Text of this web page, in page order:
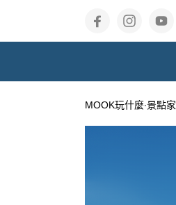
MOOK玩什麼‧景點家